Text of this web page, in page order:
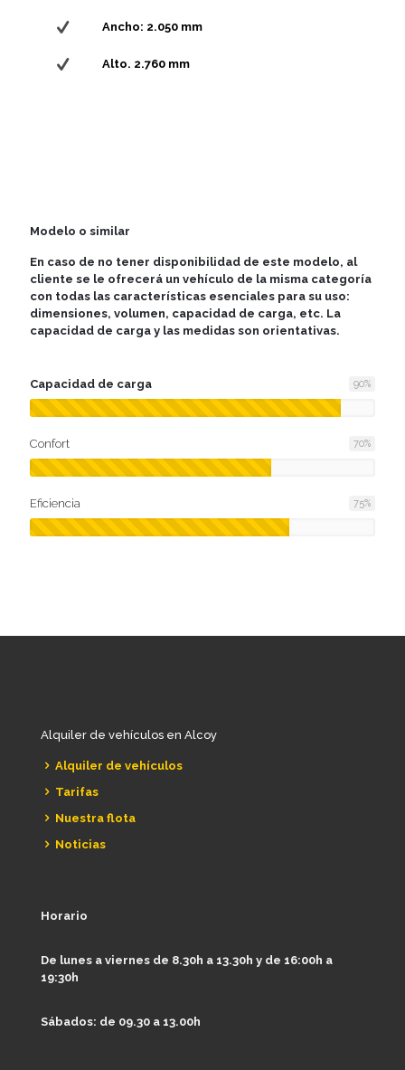
Ancho: 2.050 mm
Alto. 2.760 mm
Modelo o similar
En caso de no tener disponibilidad de este modelo, al
cliente se le ofrecerá un vehículo de la misma categoría
con todas las características esenciales para su uso:
dimensiones, volumen, capacidad de carga, etc. La
capacidad de carga y las medidas son orientativas.
Capacidad de carga 90%
Confort 70%
Eficiencia 75%
Alquiler de vehículos en Alcoy
Alquiler de vehículos
Tarifas
Nuestra flota
Noticias
Horario
De lunes a viernes de 8.30h a 13.30h y de 16:00h a
19:30h
Sábados: de 09.30 a 13.00h